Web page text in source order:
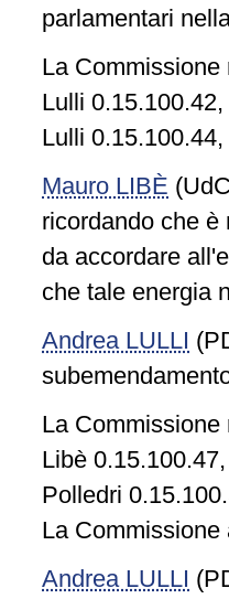
parlamentari
La
Lulli
Lulli
Mauro LIBÈ
ricordando che
da accordare
che tale energia
Andrea LULLI
La
Libè
Polledri
La
Andrea LULLI